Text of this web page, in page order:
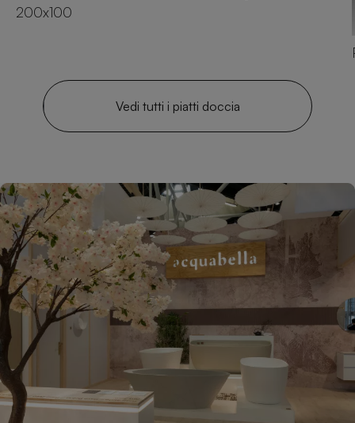
200x100
Vedi tutti i piatti doccia